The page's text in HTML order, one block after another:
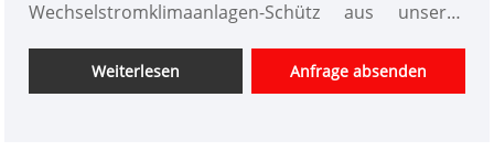
Wechselstromklimaanlagen-Schütz aus unserer
Nachverkaufsservice und die rechtzeitige Lieferung
an.
Weiterlesen Anfrage absenden